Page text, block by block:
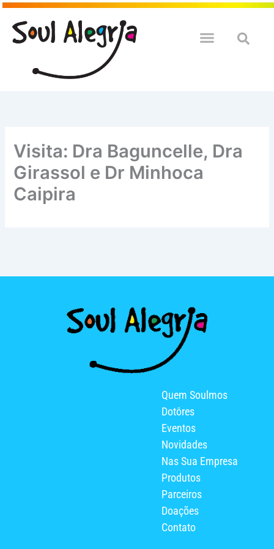
Ir
para
Visita: Dra Baguncelle, Dra
Girassol e Dr Minhoca
Caipira
Quem Soulmos
Dotôres
Eventos
Novidades
Nas Sua Empresa
Produtos
Parceiros
Doações
Contato